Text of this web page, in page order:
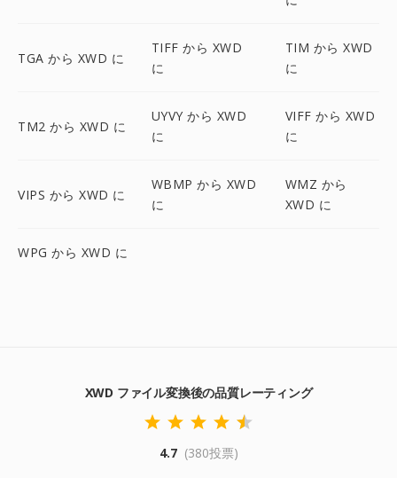
TGA から XWD に
TIFF から XWD
に
TIM から XWD
に
TM2 から XWD に
UYVY から XWD
に
VIFF から XWD
に
VIPS から XWD に
WBMP から XWD
に
WMZ から
XWD に
WPG から XWD に
XWD ファイル変換後の品質レーティング
4.7 (380投票)